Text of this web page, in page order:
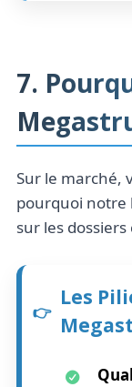
7.
Sur le marché,
pourquoi notre
sur les
Les